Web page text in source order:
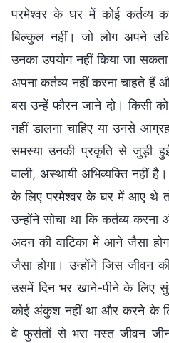
परमेश्वर के घर में कोई कर्तव्य
बिल्कुल नहीं। जो लोग अपने
उनका उपयोग नहीं किया जा
अपना कर्तव्य नहीं करना चाहते हैं
बस उन्हें फौरन जाने दो। किसी
नहीं डालना चाहिए या उनसे
समस्या उनकी प्रकृति से जुड़ी
वाली, अस्थायी अभिव्यक्ति नहीं
के लिए परमेश्वर के घर में आए थे
उन्होंने सोचा था कि कर्तव्य
अदन की वाटिका में आने जैसा
जैसा होगा। उन्होंने जिस जीवन
उसमें दिन भर खाने-पीने के लिए
कोई अंकुश नहीं था और करने के
वे फुर्सतों से भरा मस्त जीवन